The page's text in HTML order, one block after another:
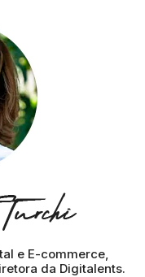
e E-commerce,
da Digitalents.